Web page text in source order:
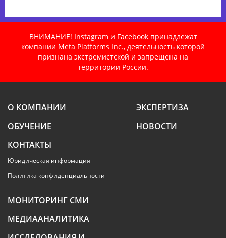
ВНИМАНИЕ! Instagram и Facebook принадлежат
компании Meta Platforms Inc., деятельность которой
признана экстремистской и запрещена на
территории России.
О КОМПАНИИ
ЭКСПЕРТИЗА
ОБУЧЕНИЕ
НОВОСТИ
КОНТАКТЫ
Юридическая информация
Политика конфиденциальности
МОНИТОРИНГ СМИ
МЕДИААНАЛИТИКА